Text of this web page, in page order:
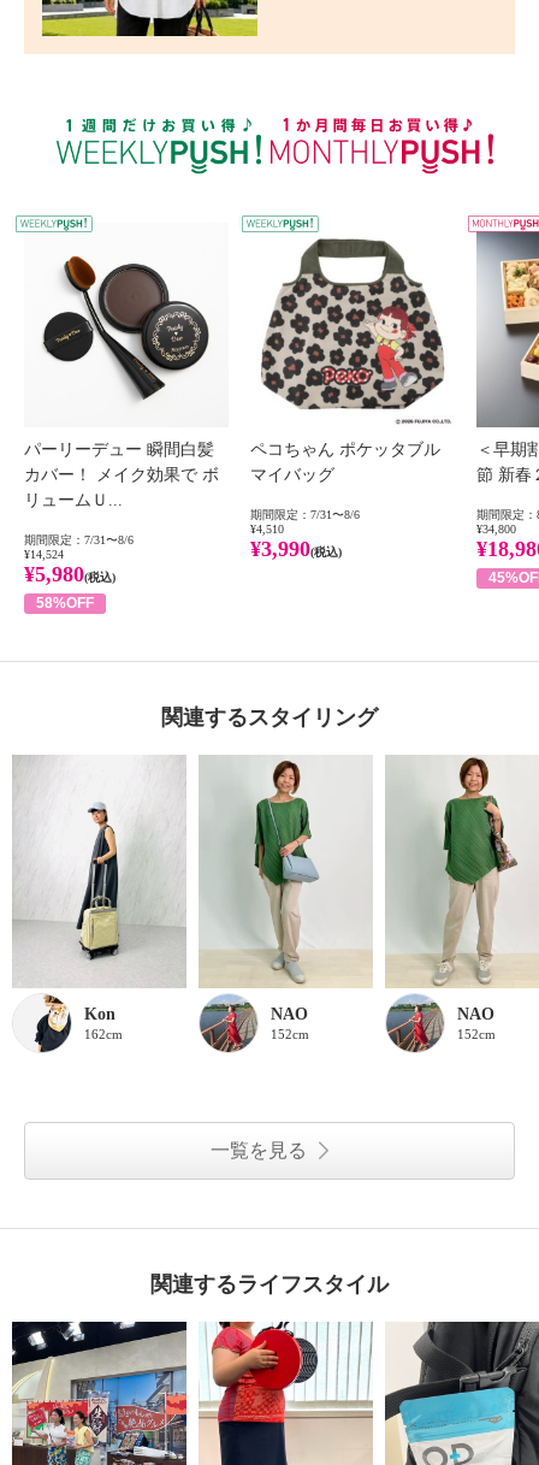
WEEKLY PUSH
パーリーデュー 瞬間白髪
カバー！ メイク効果で ボ
リュームＵ...
期間限定：7/31〜8/6
¥14,524
¥5,980(税込)
58%OFF
ペコちゃん ポケッタブル
マイバッグ
期間限定：7/31〜8/6
¥4,510
¥3,990(税込)
＜早期
節 新春
期間限定：
¥34,800
関連するスタイリング
Kon
162cm
NAO
152cm
NAO
152cm
一覧を見る
関連するライフスタイル